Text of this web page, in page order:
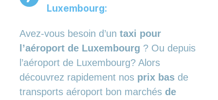
Luxembourg:
Avez-vous besoin d’un taxi pour
l’aéroport de Luxembourg ? Ou depuis
l’aéroport de Luxembourg? Alors
découvrez rapidement nos prix bas de
transports aéroport bon marchés de